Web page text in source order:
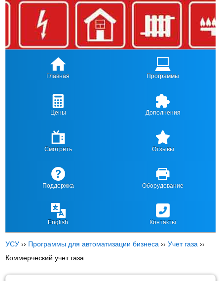
Главная Программы
Цены Дополнения
Смотреть Отзывы
Поддержка Оборудование
English Контакты
УСУ ›› Программы для автоматизации бизнеса ››Учет газа ››
Коммерческий учет газа